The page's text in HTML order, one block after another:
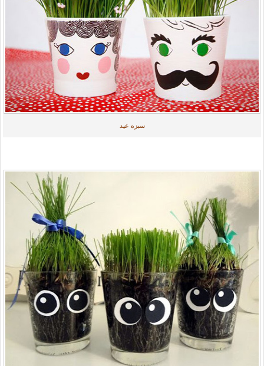
سبزه عيد